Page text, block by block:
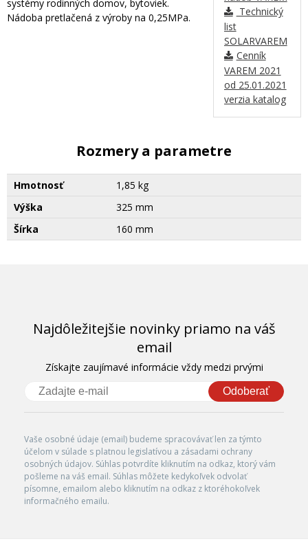
Technický
list
SOLARVAREM
Cenník
VAREM 2021
od 25.01.2021
verzia katalog
systémy rodinných domov, bytoviek.
Nádoba pretlačená z výroby na 0,25MPa.
Rozmery a parametre
Hmotnosť
1,85 kg
Výška
325 mm
Šírka
160 mm
Najdôležitejšie novinky priamo na váš
email
Získajte zaujímavé informácie vždy medzi prvými
Odoberať
Vaše osobné údaje (email) budeme spracovávať len za týmto
účelom v súlade s platnou legislatívou a zásadami ochrany
osobných údajov. Súhlas potvrdíte kliknutím na odkaz, ktorý vám
pošleme na váš email. Súhlas môžete kedykoľvek odvolať
písomne, emailom alebo kliknutím na odkaz z ktoréhokoľvek
informačného emailu.